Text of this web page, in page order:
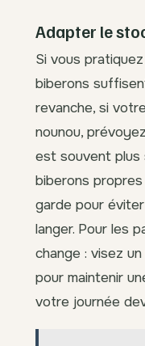
Adapter le
Si vous
biberons
revanche, si
nounou,
est souvent plus
biberons
garde pour
langer. Pour les
change : visez
pour maintenir
votre journée